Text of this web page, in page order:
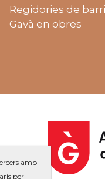
Regidories de barri
Gavà en obres
amb
per